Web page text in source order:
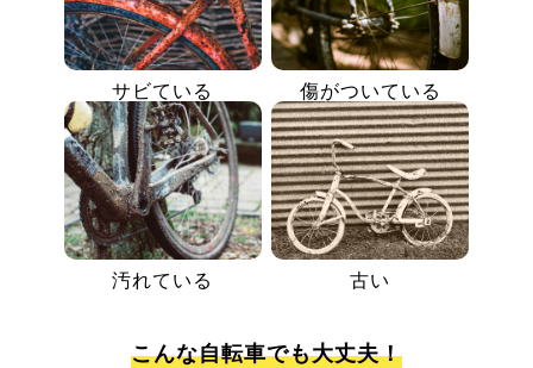
サビている 傷がついている
汚れている 古い
こんな自転車でも大丈夫！